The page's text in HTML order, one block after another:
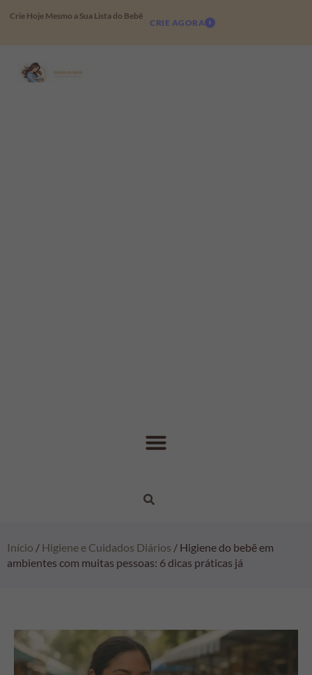
Crie Hoje Mesmo a Sua Lista do Bebê
CRIE AGORA
Início / Higiene e Cuidados Diários / Higiene do bebê em
ambientes com muitas pessoas: 6 dicas práticas já